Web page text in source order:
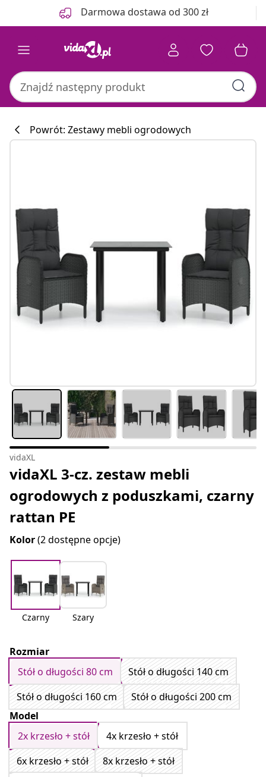
Darmowa dostawa od 300 zł
Powrót: Zestawy mebli ogrodowych
vidaXL
vidaXL 3-cz. zestaw mebli
ogrodowych z poduszkami, czarny
rattan PE
Kolor(2 dostępne opcje)
Czarny Szary
Rozmiar
Stół o długości 80 cm
Stół o długości 140 cm
Stół o długości 160 cm
Stół o długości 200 cm
Model
2x krzesło + stół
4x krzesło + stół
6x krzesło + stół
8x krzesło + stół